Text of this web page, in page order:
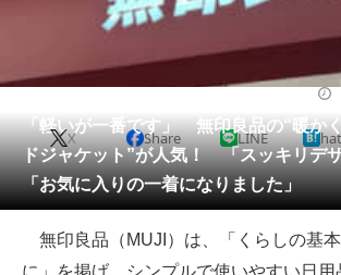
動物 リサーチ
会員記事
メディア
注目記事を集めた総合ページ
ITの今と未来を見通す
「軽いが一番です」 無印良品の“暖か
ドジャケット”が人気！ 「スッキリデ
「お気に入りの一着になりました」
X Share LINE
無印良品（MUJI）は、「くらしの基